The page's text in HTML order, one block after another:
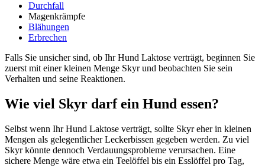
Durchfall
Magenkrämpfe
Blähungen
Erbrechen
Falls Sie unsicher sind, ob Ihr Hund Laktose verträgt, beginnen Sie
zuerst mit einer kleinen Menge Skyr und beobachten Sie sein
Verhalten und seine Reaktionen.
Wie viel Skyr darf ein Hund essen?
Selbst wenn Ihr Hund Laktose verträgt, sollte Skyr eher in kleinen
Mengen als gelegentlicher Leckerbissen gegeben werden. Zu viel
Skyr könnte dennoch Verdauungsprobleme verursachen. Eine
sichere Menge wäre etwa ein Teelöffel bis ein Esslöffel pro Tag,